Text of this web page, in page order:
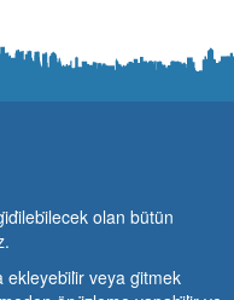
olan bütün
ekleyebi̇li̇r veya gi̇tmek